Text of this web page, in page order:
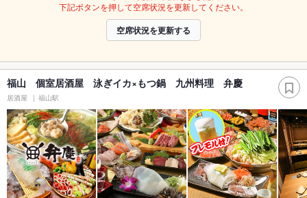
下記ボタンを押して空席状況を更新してください。
空席状況を更新する
福山 個室居酒屋 泳ぎイカ×もつ鍋 九州料理 弁慶
居酒屋 福山駅